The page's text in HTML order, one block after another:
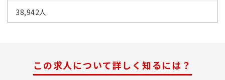
38,942人
この求人について詳しく知るには？